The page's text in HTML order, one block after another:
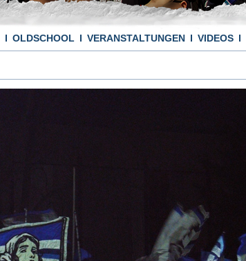
OLDSCHOOL VERANSTALTUNGEN VIDEOS